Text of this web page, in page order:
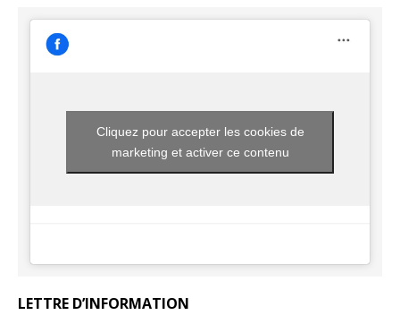
Cliquez pour accepter les cookies de
marketing et activer ce contenu
LETTRE D’INFORMATION